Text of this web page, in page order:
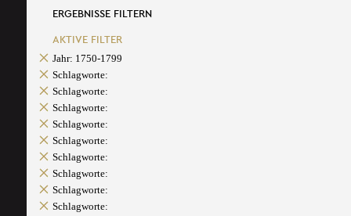
ERGEBNISSE FILTERN
AKTIVE FILTER
Jahr: 1750-1799
Schlagworte:
Schlagworte:
Schlagworte:
Schlagworte:
Schlagworte:
Schlagworte:
Schlagworte:
Schlagworte:
Schlagworte: